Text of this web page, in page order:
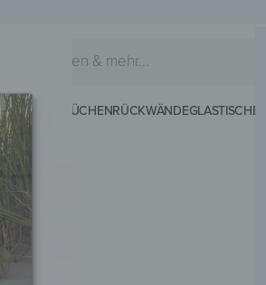
KÜCHENRÜCKWÄNDEGLASTISCHE